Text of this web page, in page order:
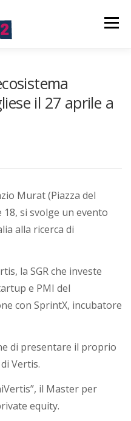
Menù
il 27 aprile a
Murat (Piazza del
18, si svolge un evento
alla ricerca di
la SGR che investe
e PMI del
con SprintX, incubatore
di presentare il proprio
Vertis.
il Master per
equity.